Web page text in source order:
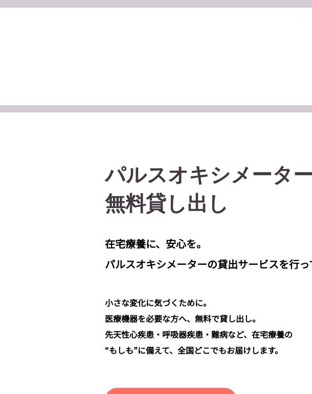
パルスオキシメーター
無料貸し出し
在宅療養に、安心を。
パルスオキシメーターの貸出サービスを行っ
小さな変化に気づくために。
医療機器を必要な方へ、 無料で貸し出し。
先天性心疾患・呼吸器疾患・難病など、在宅療養の
“もしも”に備えて、全国どこでもお届けします。